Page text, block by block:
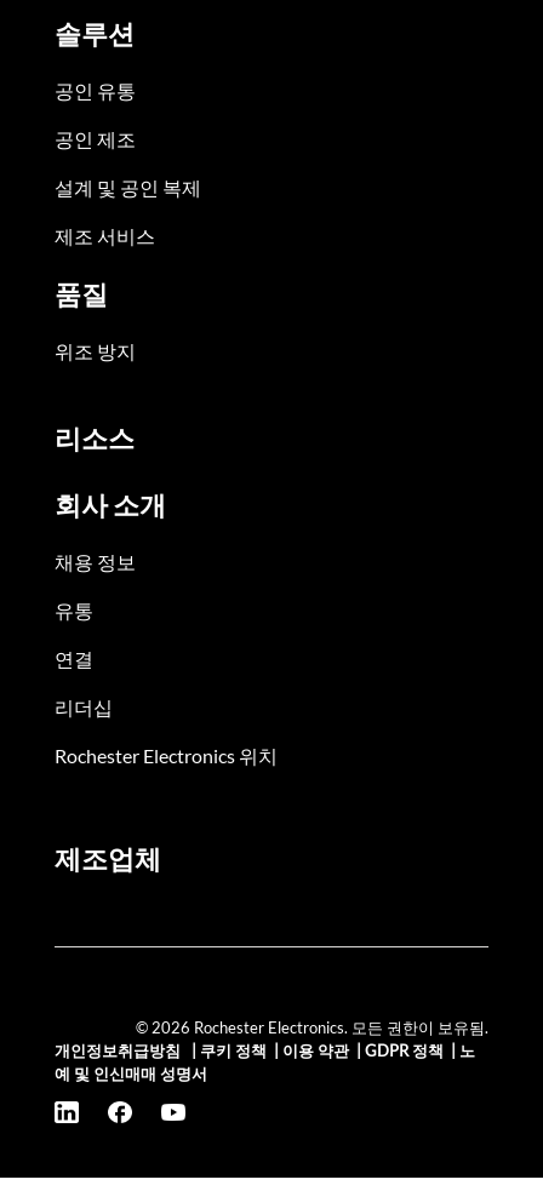
솔루션
공인 유통
공인 제조
설계 및 공인 복제
제조 서비스
품질
위조 방지
리소스
회사 소개
채용 정보
유통
연결
리더십
Rochester Electronics 위치
제조업체
© 2026 Rochester Electronics. 모든 권한이 보유됨.
개인정보취급방침
쿠키 정책 이용 약관| GDPR 정책
노
예 및 인신매매 성명서